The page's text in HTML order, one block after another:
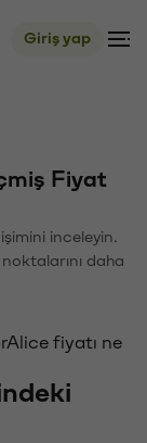
Giriş yap
Fiyat
inceleyin.
daha
fiyatı ne